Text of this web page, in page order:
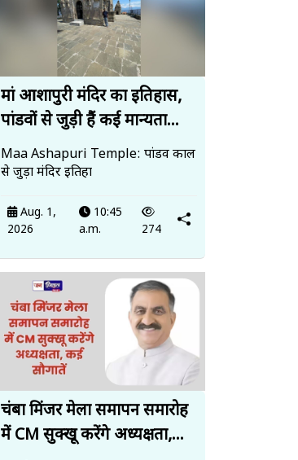
मां आशापुरी मंदिर का इतिहास,
पांडवों से जुड़ी हैं कई मान्यता...
Maa Ashapuri Temple: पांडव काल
से जुड़ा मंदिर इतिहा
Aug. 1,
2026
10:45
a.m.
274
चंबा मिंजर मेला समापन समारोह
में CM सुक्खू करेंगे अध्यक्षता,...